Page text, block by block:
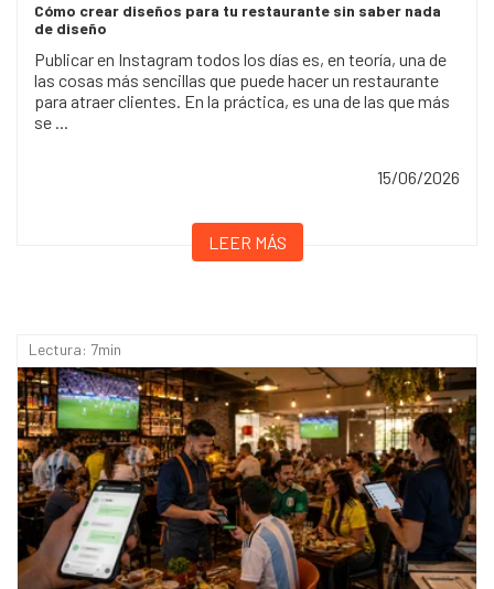
Cómo crear diseños para tu restaurante sin saber nada
de diseño
Publicar en Instagram todos los días es, en teoría, una de
las cosas más sencillas que puede hacer un restaurante
para atraer clientes. En la práctica, es una de las que más
se ...
15/06/2026
LEER MÁS
Lectura: 7min